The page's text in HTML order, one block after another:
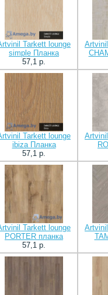
Tarkett lounge
simple Планка
57,1 p.
Tarkett lounge
ibiza Планка
57,1 p.
Tarkett lounge
PORTER планка
57,1 p.